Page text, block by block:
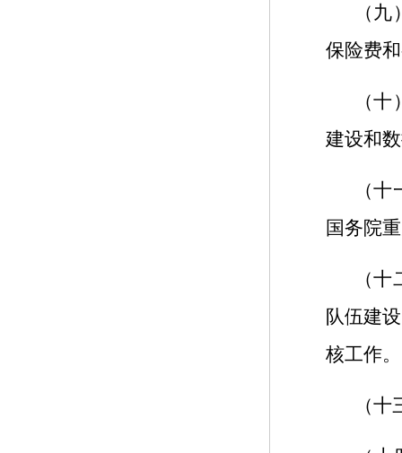
（
保险费
（
建设和
（
国务院
（
队伍建
核工作。
（